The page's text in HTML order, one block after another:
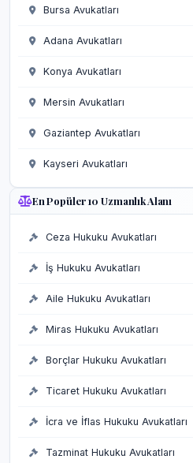
Bursa Avukatları
Adana Avukatları
Konya Avukatları
Mersin Avukatları
Gaziantep Avukatları
Kayseri Avukatları
En Popüler 10 Uzmanlık Alanı
Ceza Hukuku Avukatları
İş Hukuku Avukatları
Aile Hukuku Avukatları
Miras Hukuku Avukatları
Borçlar Hukuku Avukatları
Ticaret Hukuku Avukatları
İcra ve İflas Hukuku Avukatları
Tazminat Hukuku Avukatları